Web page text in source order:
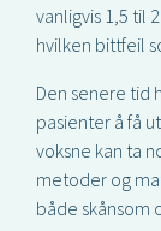
vanligvis 1,5 til
hvilken bittfeil
Den senere tid
pasienter å få
voksne kan ta
metoder og
både skånsom